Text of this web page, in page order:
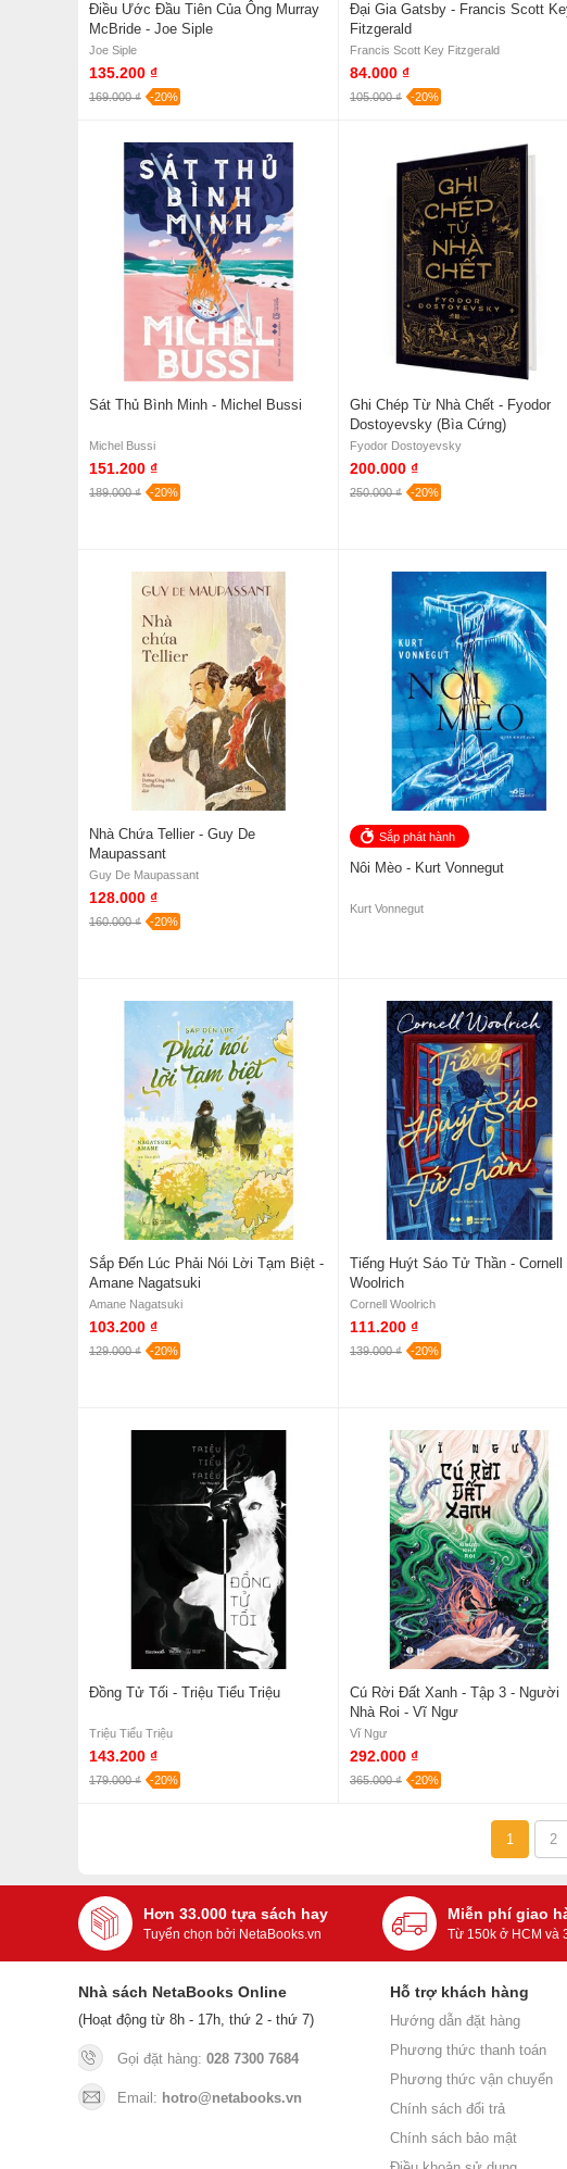
Điều Ước Đầu Tiên Của Ông Murray
McBride - Joe Siple
Joe Siple
135.200 ₫
169.000 ₫ -20%
Đại Gia Gatsby - Francis Scott
Fitzgerald
Francis Scott Key Fitzgerald
84.000 ₫
105.000 ₫ -20%
Sát Thủ Bình Minh - Michel Bussi
Michel Bussi
151.200 ₫
189.000 ₫ -20%
Ghi Chép Từ Nhà Chết - Fyodor
Dostoyevsky (Bìa Cứng)
Fyodor Dostoyevsky
200.000 ₫
250.000 ₫ -20%
Nhà Chứa Tellier - Guy De
Maupassant
Guy De Maupassant
128.000 ₫
160.000 ₫ -20%
Sắp phát hành
Nôi Mèo - Kurt Vonnegut
Kurt Vonnegut
Sắp Đến Lúc Phải Nói Lời Tạm Biệt -
Amane Nagatsuki
Amane Nagatsuki
103.200 ₫
129.000 ₫ -20%
Tiếng Huýt Sáo Tử Thần - Cornell
Woolrich
Cornell Woolrich
111.200 ₫
139.000 ₫ -20%
Đồng Tử Tối - Triệu Tiểu Triệu
Triệu Tiểu Triệu
143.200 ₫
179.000 ₫ -20%
Cú Rời Đất Xanh - Tập 3 - Người
Nhà Roi - Vĩ Ngư
Vĩ Ngư
292.000 ₫
365.000 ₫ -20%
1 2
Hơn 33.000 tựa sách hay
Tuyển chọn bởi NetaBooks.vn
Miễn phí giao
Từ 150k ở HCM và
Nhà sách NetaBooks Online
(Hoạt động từ 8h - 17h, thứ 2 - thứ 7)
Gọi đặt hàng: 028 7300 7684
Email: hotro@netabooks.vn
Hỗ trợ khách hàng
Hướng dẫn đặt hàng
Phương thức thanh toán
Phương thức vận chuyển
Chính sách đổi trả
Chính sách bảo mật